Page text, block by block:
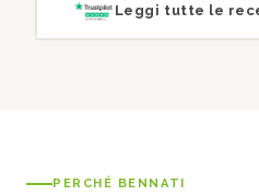
Leggi tutte le
PERCHÉ BENNATI